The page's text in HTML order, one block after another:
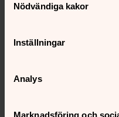
Nödvändiga kakor
Inställningar
Analys
Marknadsföring och
Vox Johannae
avancerad körrepertoar
jämna veckor kl 18.30,